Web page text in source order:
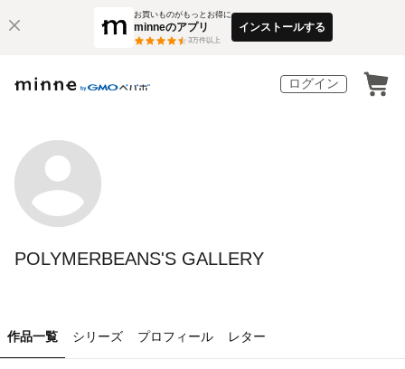
お買いものがもっとお得に
minneのアプリ
3万件以上
インストールする
ログイン
POLYMERBEANS'S GALLERY
作品一覧 シリーズ プロフィール レター